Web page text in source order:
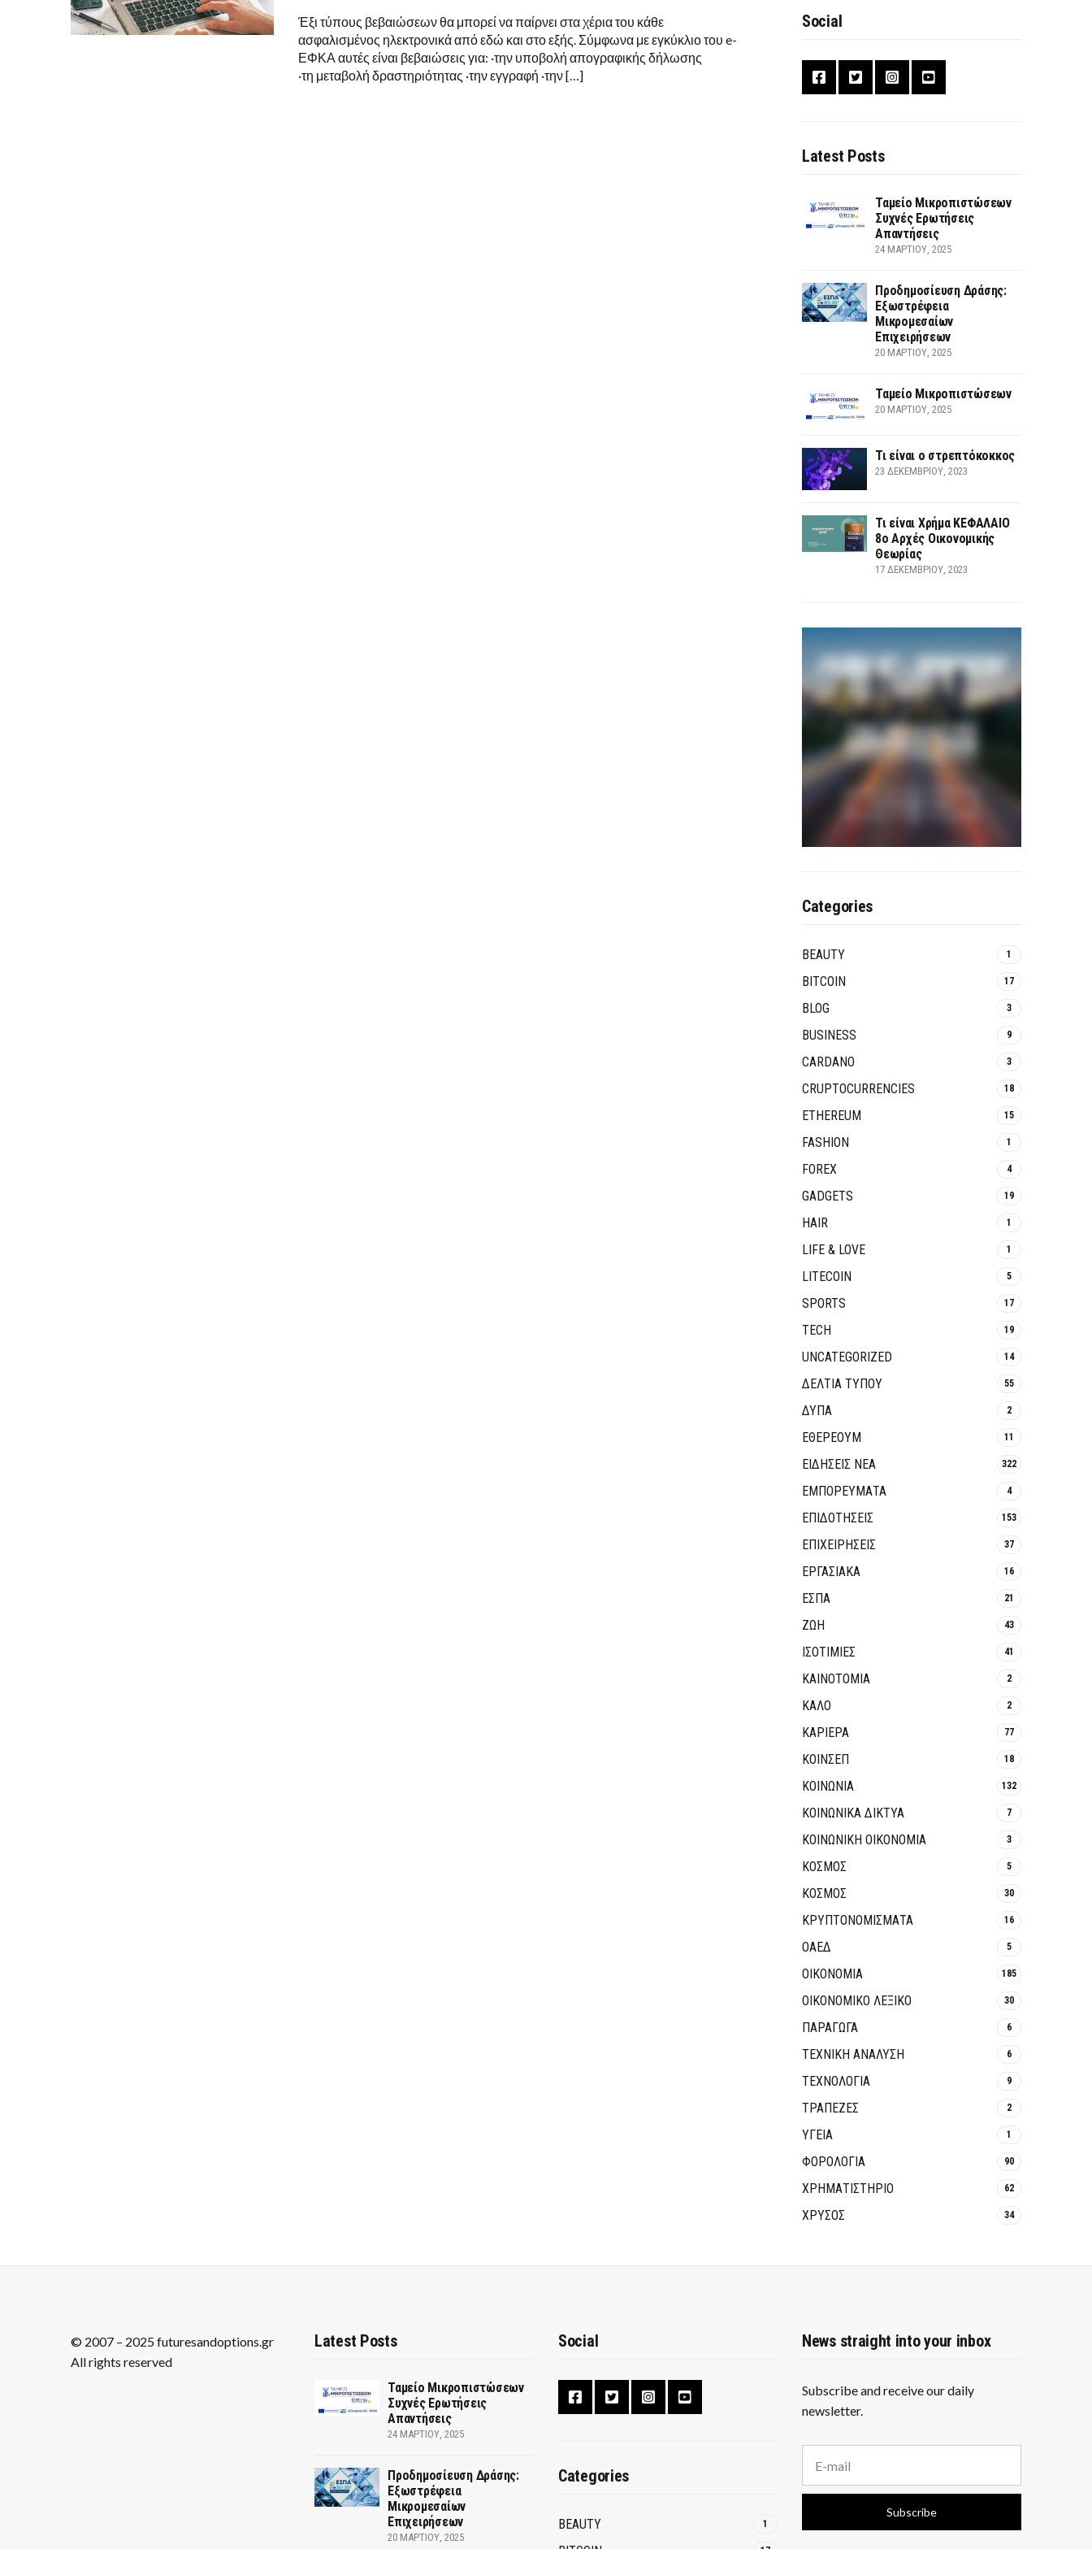
ΑΠΌ
ΤΑ
ΤΑΜΕΊΑ
Έξι τύπους βεβαιώσεων θα μπορεί να παίρνει στα χέρια του κάθε
ασφαλισμένος ηλεκτρονικά από εδώ και στο εξής. Σύμφωνα με εγκύκλιο του e-
ΕΦΚΑ αυτές είναι βεβαιώσεις για: ·την υποβολή απογραφικής δήλωσης
·τη μεταβολή δραστηριότητας ·την εγγραφή ·την […]
Social
Latest Posts
Ταμείο Μικροπιστώσεων
Συχνές Ερωτήσεις
Απαντήσεις
24 ΜΑΡΤΊΟΥ, 2025
Προδημοσίευση Δράσης:
Εξωστρέφεια
Μικρομεσαίων
Επιχειρήσεων
20 ΜΑΡΤΊΟΥ, 2025
Ταμείο Μικροπιστώσεων
20 ΜΑΡΤΊΟΥ, 2025
Τι είναι ο στρεπτόκοκκος
23 ΔΕΚΕΜΒΡΊΟΥ, 2023
Τι είναι Χρήμα ΚΕΦΑΛΑΙΟ
8ο Αρχές Οικονομικής
Θεωρίας
17 ΔΕΚΕΜΒΡΊΟΥ, 2023
Categories
BEAUTY 1
BITCOIN 17
BLOG 3
BUSINESS 9
CARDANO 3
CRUPTOCURRENCIES 18
ETHEREUM 15
FASHION 1
FOREX 4
GADGETS 19
HAIR 1
LIFE & LOVE 1
LITECOIN 5
SPORTS 17
TECH 19
UNCATEGORIZED 14
ΔΕΛΤΙΑ ΤΥΠΟΥ 55
ΔΥΠΑ 2
ΕΘΈΡΕΟΥΜ 11
ΕΙΔΗΣΕΙΣ ΝΕΑ 322
ΕΜΠΟΡΕΥΜΑΤΑ 4
ΕΠΙΔΟΤΗΣΕΙΣ 153
ΕΠΙΧΕΙΡΗΣΕΙΣ 37
ΕΡΓΑΣΙΑΚΑ 16
ΕΣΠΑ 21
ΖΩΗ 43
ΙΣΟΤΙΜΙΕΣ 41
ΚΑΙΝΟΤΟΜΊΑ 2
ΚΑΛΟ 2
ΚΑΡΙΕΡΑ 77
ΚΟΙΝΣΕΠ 18
ΚΟΙΝΩΝΙΑ 132
ΚΟΙΝΩΝΙΚΆ ΔΊΚΤΥΑ 7
ΚΟΙΝΩΝΙΚΉ ΟΙΚΟΝΟΜΊΑ 3
ΚΟΣΜΟΣ 5
ΚΟΣΜΟΣ 30
ΚΡΥΠΤΟΝΟΜΊΣΜΑΤΑ 16
ΟΑΕΔ 5
ΟΙΚΟΝΟΜΙΑ 185
ΟΙΚΟΝΟΜΙΚΟ ΛΕΞΙΚΟ 30
ΠΑΡΑΓΩΓΑ 6
ΤΕΧΝΙΚΗ ΑΝΑΛΥΣΗ 6
ΤΕΧΝΟΛΟΓΙΑ 9
ΤΡΆΠΕΖΕΣ 2
ΥΓΕΙΑ 1
ΦΟΡΟΛΟΓΙΑ 90
ΧΡΗΜΑΤΙΣΤΗΡΙΟ 62
ΧΡΥΣΟΣ 34
© 2007 – 2025 futuresandoptions.gr
All rights reserved
Latest Posts
Ταμείο Μικροπιστώσεων
Συχνές Ερωτήσεις
Απαντήσεις
24 ΜΑΡΤΊΟΥ, 2025
Προδημοσίευση Δράσης:
Εξωστρέφεια
Μικρομεσαίων
Επιχειρήσεων
20 ΜΑΡΤΊΟΥ, 2025
Social
Categories
BEAUTY 1
News straight into your inbox
Subscribe and receive our daily
newsletter.
a
i
a
Subscribe